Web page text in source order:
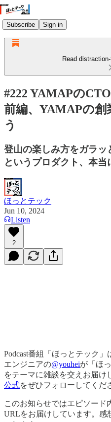
Subscribe Sign in
Read
#222 YAMAPの
前編、YAMAPの創
う
登山の楽しみ方をガラ
というプロダクト、本当
ほっとテック
Jun 10, 2024
Listen
2
Podcast番組「ほっとテック
エンジニアの@youheiが「ほ
をテーマに雑談を交えお届け
公式をぜひフォローしてくだ
このお知らせではエピソード
URLをお届けしています。感